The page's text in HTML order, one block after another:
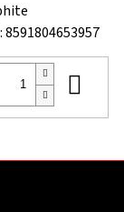
8591804653957